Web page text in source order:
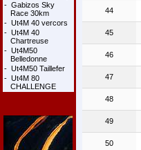
- Gabizos Sky
Race 30km
- Ut4M 40 vercors
- Ut4M 40
Chartreuse
- Ut4M50
Belledonne
- Ut4M50 Taillefer
- Ut4M 80
CHALLENGE
44
45
46
47
48
49
50